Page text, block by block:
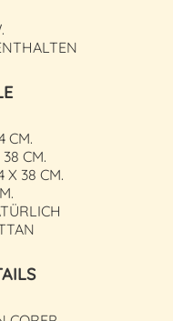
CM.
CM.
X 38 CM.